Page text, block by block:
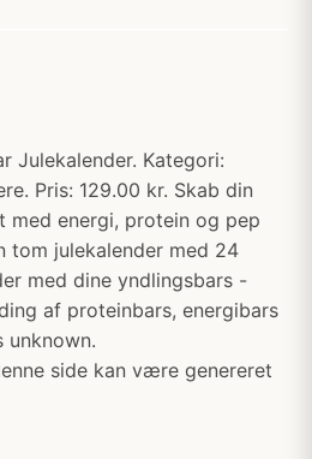
Julekalender. Kategori:
Pris: 129.00 kr. Skab din
med energi, protein og pep
tom julekalender med 24
med dine yndlingsbars -
af proteinbars, energibars
unknown.
side kan være genereret